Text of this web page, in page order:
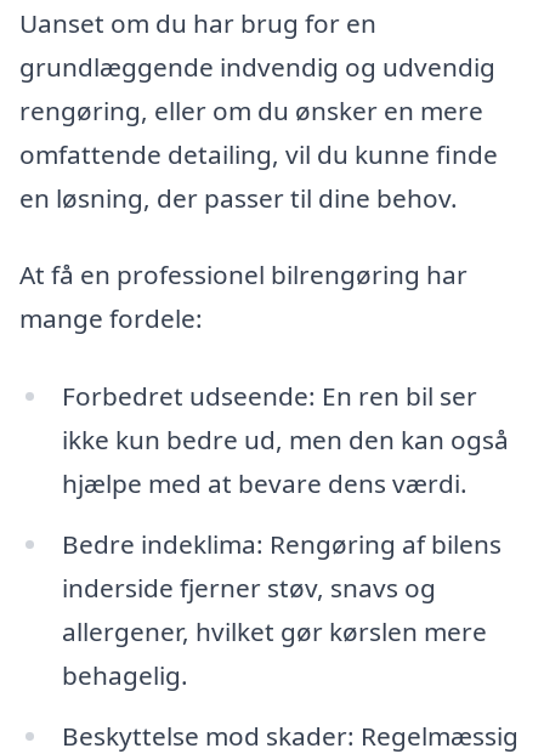
Uanset om du har brug for en
grundlæggende indvendig og udvendig
rengøring, eller om du ønsker en mere
omfattende detailing, vil du kunne finde
en løsning, der passer til dine behov.
At få en professionel bilrengøring har
mange fordele:
Forbedret udseende: En ren bil ser
ikke kun bedre ud, men den kan også
hjælpe med at bevare dens værdi.
Bedre indeklima: Rengøring af bilens
inderside fjerner støv, snavs og
allergener, hvilket gør kørslen mere
behagelig.
Beskyttelse mod skader: Regelmæssig